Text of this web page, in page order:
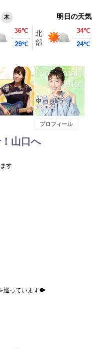
木 明日の天気
プロフィール
山口へ
す
巡っています🐡